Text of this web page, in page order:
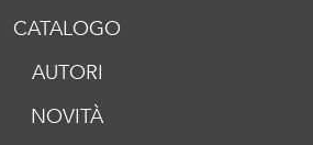
CATALOGO
AUTORI
NOVITÀ